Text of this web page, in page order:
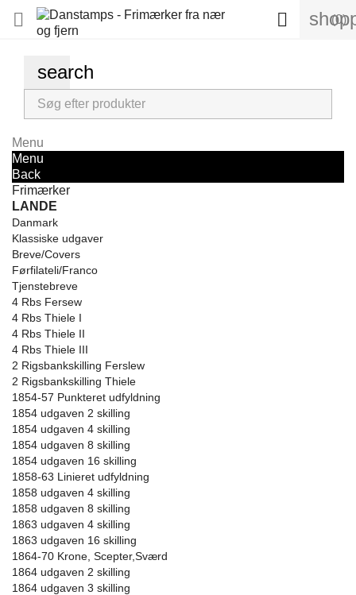
 (0)

search
Menu
Menu
Back
Frimærker
LANDE
Danmark
Klassiske udgaver
Breve/Covers
Førfilateli/Franco
Tjenstebreve
4 Rbs Fersew
4 Rbs Thiele I
4 Rbs Thiele II
4 Rbs Thiele III
2 Rigsbankskilling Ferslew
2 Rigsbankskilling Thiele
1854-57 Punkteret udfyldning
1854 udgaven 2 skilling
1854 udgaven 4 skilling
1854 udgaven 8 skilling
1854 udgaven 16 skilling
1858-63 Linieret udfyldning
1858 udgaven 4 skilling
1858 udgaven 8 skilling
1863 udgaven 4 skilling
1863 udgaven 16 skilling
1864-70 Krone, Scepter,Sværd
1864 udgaven 2 skilling
1864 udgaven 3 skilling